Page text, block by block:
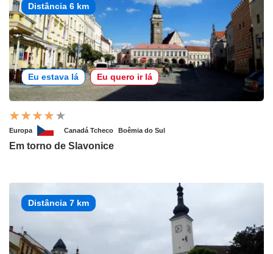
Distância 6 km
Eu estava lá Eu quero ir lá
Europa Canadá Tcheco Boêmia do Sul
Em torno de Slavonice
Distância 7 km